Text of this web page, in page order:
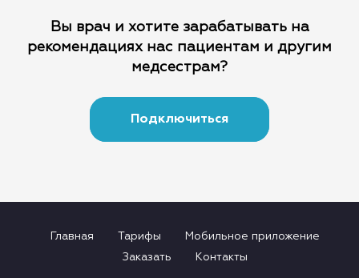
Вы врач и хотите зарабатывать на
рекомендациях нас пациентам и другим
медсестрам?
Подключиться
Главная Тарифы
Мобильное приложение
Заказать
Контакты